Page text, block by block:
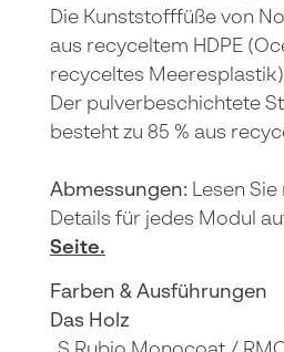
Die Kunststofffüße von
aus recyceltem HDPE
recyceltes
Der pulverbeschichtete
besteht zu 85 % aus
Abmessungen: Lesen
Details für jedes Modul
Seite.
Farben & Ausführungen
Das Holz